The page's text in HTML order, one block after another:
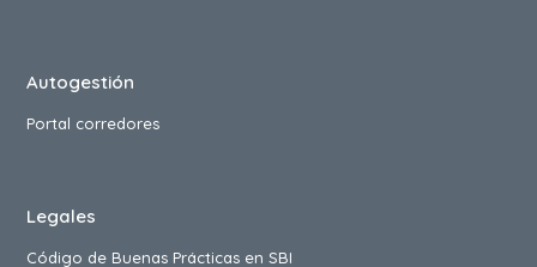
Autogestión
Portal corredores
Legales
Código de Buenas Prácticas en SBI